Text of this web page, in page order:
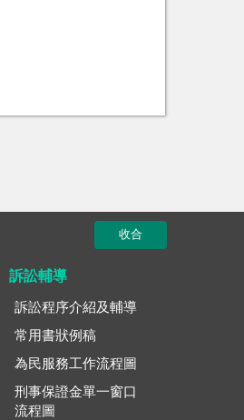
收合
訴訟輔導
訴訟程序介紹及輔導
常用書狀例稿
為民服務工作流程圖
刑事保證金單一窗口
流程圖